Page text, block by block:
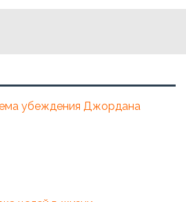
убеждения Джордана